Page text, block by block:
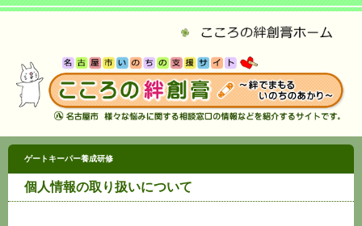
ゲートキーパー養成研修
個人情報の取り扱いについて